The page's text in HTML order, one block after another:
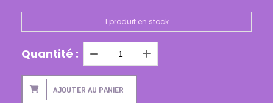
1 produit en stock
Quantité :
AJOUTER AU PANIER